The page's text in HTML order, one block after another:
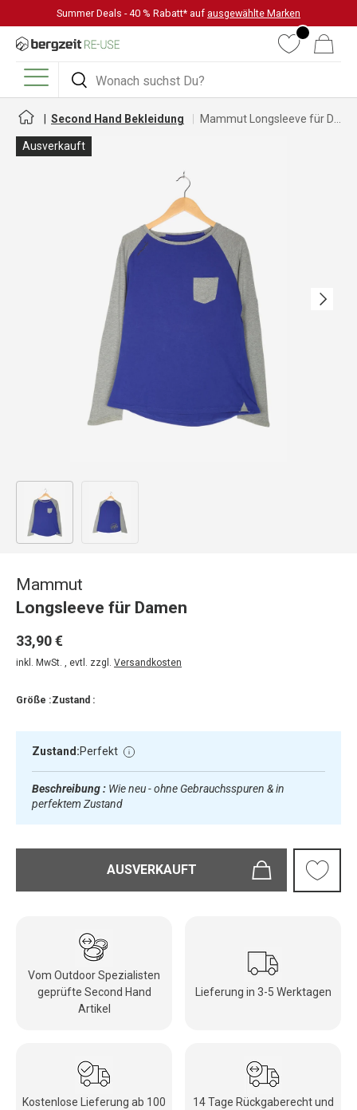
DIREKT ZUM INHALT
Summer Deals - 40 % Rabatt* auf ausgewählte Marken
Suchen
Suchen
WunschlisteWarenkorb
Menü
Second Hand Bekleidung
Ausverkauft
Nächste
Bild 1 in Galerieansicht laden
Mammut
Longsleeve für Damen
33,90 €
inkl. MwSt. , evtl. zzgl. Versandkosten
Größe :Zustand :
Zustand:Perfekt
Beschreibung : Wie neu - ohne Gebrauchsspuren & in
perfektem Zustand
AUSVERKAUFT
Vom Outdoor Spezialisten
geprüfte Second Hand
Artikel
Lieferung in 3-5 Werktagen
Kostenlose Lieferung ab 100
14 Tage Rückgaberecht und